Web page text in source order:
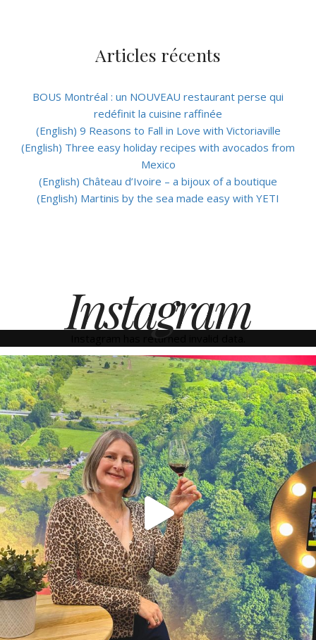
Articles récents
BOUS Montréal : un NOUVEAU restaurant perse qui
redéfinit la cuisine raffinée
(English) 9 Reasons to Fall in Love with Victoriaville
(English) Three easy holiday recipes with avocados from
Mexico
(English) Château d’Ivoire – a bijoux of a boutique
(English) Martinis by the sea made easy with YETI
Instagram
Instagram has returned invalid data.